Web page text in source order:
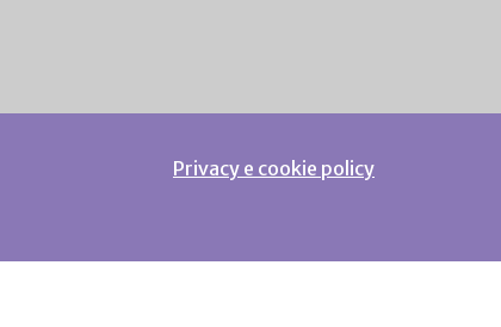
Privacy e cookie policy